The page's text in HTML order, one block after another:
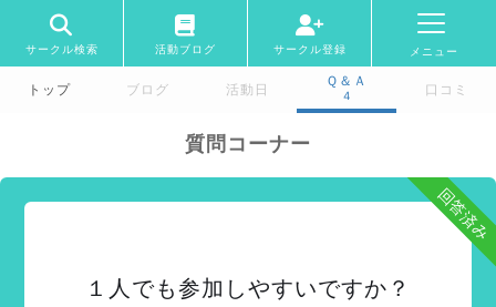
サークル検索 活動ブログ サークル登録 メニュー
トップ ブログ 活動日
Ｑ＆Ａ
4 口コミ
質問コーナー
回答済み
１人でも参加しやすいですか？